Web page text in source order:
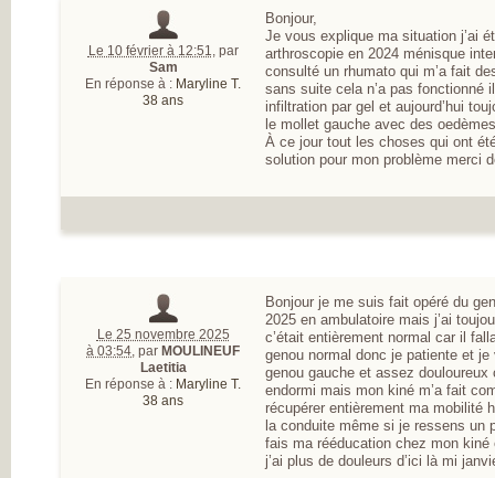
LA DOULEUR
CHRONIQUE
RESTEZ
MESUREZ
DOULEUR
TRAITEZ VOTRE
DOULEUR
ENQUÊTE SUR
L’ARTHROSE
PREMIÈRE
SUR L’ARTHROSE
VOS ATTENTES
DANS
L’ARTHROSE,
MALADIE DE
L’ARTICULATION
DE NOMBREUX
RÉPONDANTS
ET EN ACTIVITÉ
D’IMPORTANTS
BESOINS
Le 10 février à 12:51
par
Sam
En réponse à : Maryline T.
38 ans
Bonjour,
Je vous explique ma situation j’ai
arthroscopie en 2024 ménisque
consulté un rhumato qui m’a fait
sans suite cela n’a pas fonctionné
infiltration par gel et aujourd’hui
le mollet gauche avec des
À ce jour tout les choses qui ont
solution pour mon problème merci
Le 25 novembre 2025
à 03:54 par MOULINEUF
Laetitia
En réponse à : Maryline T.
38 ans
Bonjour je me suis fait opéré du
2025 en ambulatoire mais j’ai
c’était entièrement normal car il
genou normal donc je patiente et
genou gauche et assez douloureux
endormi mais mon kiné m’a fait
récupérer entièrement ma mobilité
la conduite même si je ressens un
fais ma rééducation chez mon
j’ai plus de douleurs d’ici là mi